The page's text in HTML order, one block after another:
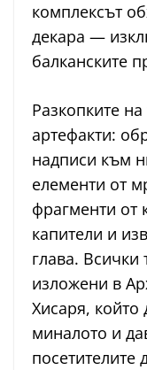
комплексът
декара —
балканските
Разкопките
артефакти:
надписи към
елементи от
фрагменти от
капители и
глава. Всички
изложени в
Хисаря, който
миналото и
посетителите